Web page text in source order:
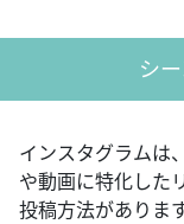
シ
インスタグラムは
や動画に特化した
投稿方法があります